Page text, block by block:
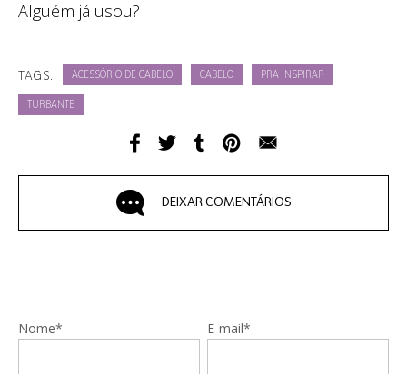
Alguém já usou?
TAGS: ACESSÓRIO DE CABELO CABELO PRA INSPIRAR
TURBANTE
DEIXAR COMENTÁRIOS
Nome* E-mail*